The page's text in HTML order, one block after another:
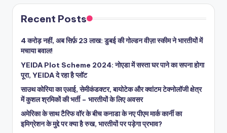
Recent Posts
4 करोड़ नहीं, अब सिर्फ़ 23 लाख: डुबई की गोल्डन वीज़ा स्कीम ने भारतीयों में
मचाया बवाल!
YEIDA Plot Scheme 2024: नोएडा में सस्ता घर पाने का सपना होगा
पूरा, YEIDA दे रहा है प्लॉट
साउथ कोरिया का एआई, सेमीकंडक्टर, बायोटेक और क्वांटम टेक्नोलॉजी क्षेत्र
में कुशल श्रमिकों की भर्ती – भारतीयों के लिए अवसर
अमेरिका के साथ टैरिफ वॉर के बीच कनाडा के नए पीएम मार्क कार्नी का
इमिग्रेशन के मुद्दे पर क्या है रुख, भारतीयों पर पड़ेगा प्रभाव?